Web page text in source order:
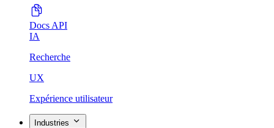
Docs API
IA
Recherche
UX
Expérience utilisateur
Industries